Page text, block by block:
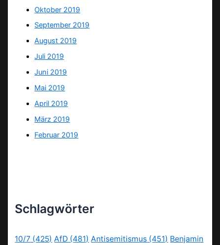
Oktober 2019
September 2019
August 2019
Juli 2019
Juni 2019
Mai 2019
April 2019
März 2019
Februar 2019
Schlagwörter
10/7 (425) AfD (481) Antisemitismus (451) Benjamin